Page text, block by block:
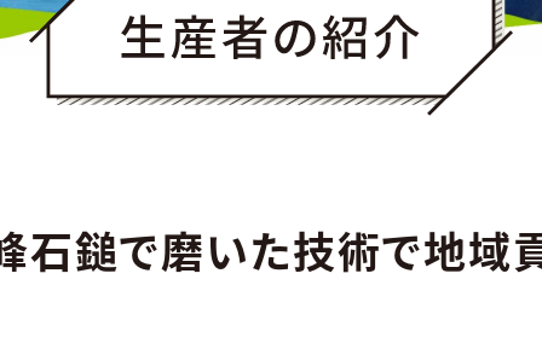
石鎚で磨いた技術で地域